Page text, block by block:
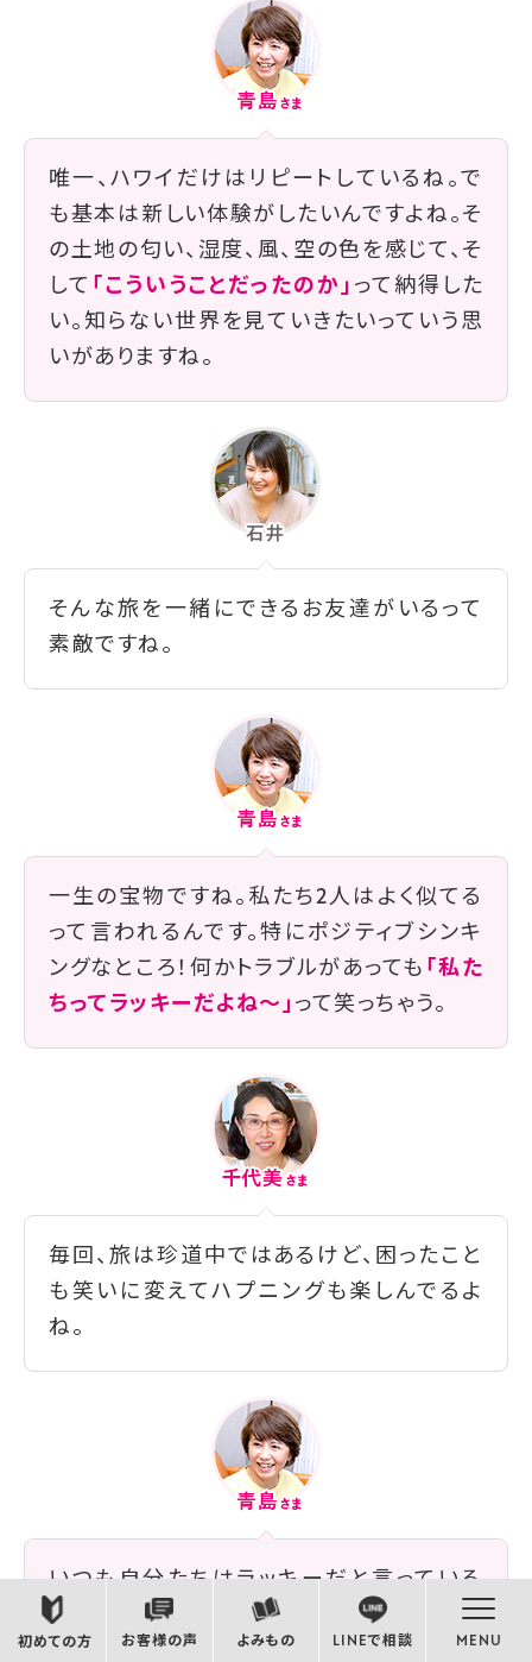
初めての方 お客様の声 よみもの LINEで相談 MENU
唯一、ハワイだけはリピートしているね。で
も基本は新しい体験がしたいんですよね。そ
の土地の匂い、湿度、風、空の色を感じて、そ
して 「こういうことだったのか」 って納得した
い。知らない世界を見ていきたいっていう思
いがありますね。
そんな旅を一緒にできるお友達がいるって
素敵ですね。
一生の宝物ですね。私たち2人はよく似てる
って言われるんです。特にポジティブシンキ
ングなところ！何かトラブルがあっても 「私た
ちってラッキーだよね〜」 って笑っちゃう。
毎回、旅は珍道中ではあるけど、困ったこと
も笑いに変えてハプニングも楽しんでるよ
ね。
いつも自分たちはラッキーだと言っている
し、そもそも私たち2人が出会えたことが超
ラッキーな出来事だなと思っています。